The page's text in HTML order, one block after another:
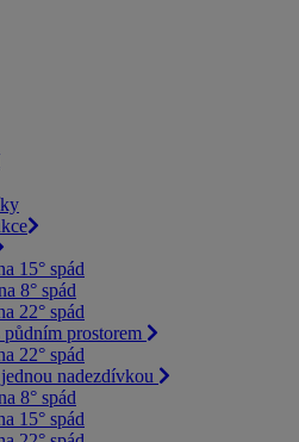
15° spád
8° spád
22° spád
půdním prostorem
22° spád
nadezdívkou
8° spád
15° spád